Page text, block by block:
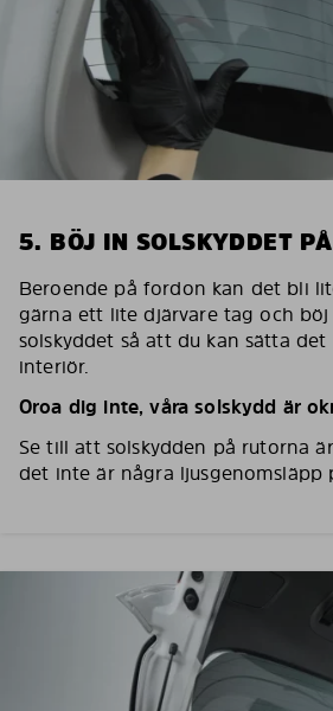
5. BÖJ IN SOLSKYDDET
Beroende på fordon kan det bli
gärna ett lite djärvare tag och
solskyddet så att du kan sätta
interiör.
Oroa dig inte, våra solskydd är
Se till att solskydden på rutorna
det inte är några ljusgenomsläpp